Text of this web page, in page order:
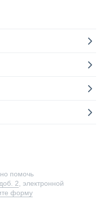
помочь
2 , электронной
форму